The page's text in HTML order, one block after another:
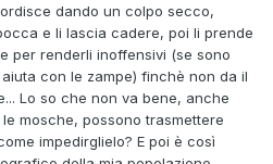
dando un colpo secco,
e li lascia cadere, poi li prende
per renderli inoffensivi (se sono
con le zampe) finchè non da il
Lo so che non va bene, anche
mosche, possono trasmettere
impedirglielo? E poi è così